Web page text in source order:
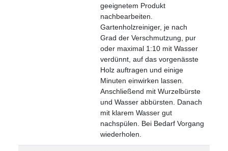
geeignetem Produkt
nachbearbeiten.
Gartenholzreiniger, je nach
Grad der Verschmutzung, pur
oder maximal 1:10 mit Wasser
verdünnt, auf das vorgenässte
Holz auftragen und einige
Minuten einwirken lassen.
Anschließend mit Wurzelbürste
und Wasser abbürsten. Danach
mit klarem Wasser gut
nachspülen. Bei Bedarf Vorgang
wiederholen.